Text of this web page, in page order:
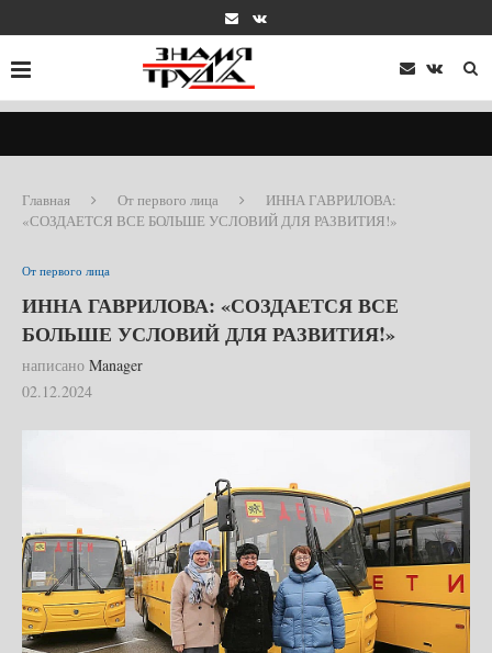
Главная От первого лица
ИННА ГАВРИЛОВА:
«СОЗДАЕТСЯ ВСЕ БОЛЬШЕ УСЛОВИЙ ДЛЯ РАЗВИТИЯ!»
От первого лица
ИННА ГАВРИЛОВА: «СОЗДАЕТСЯ ВСЕ
БОЛЬШЕ УСЛОВИЙ ДЛЯ РАЗВИТИЯ!»
написано Manager
02.12.2024